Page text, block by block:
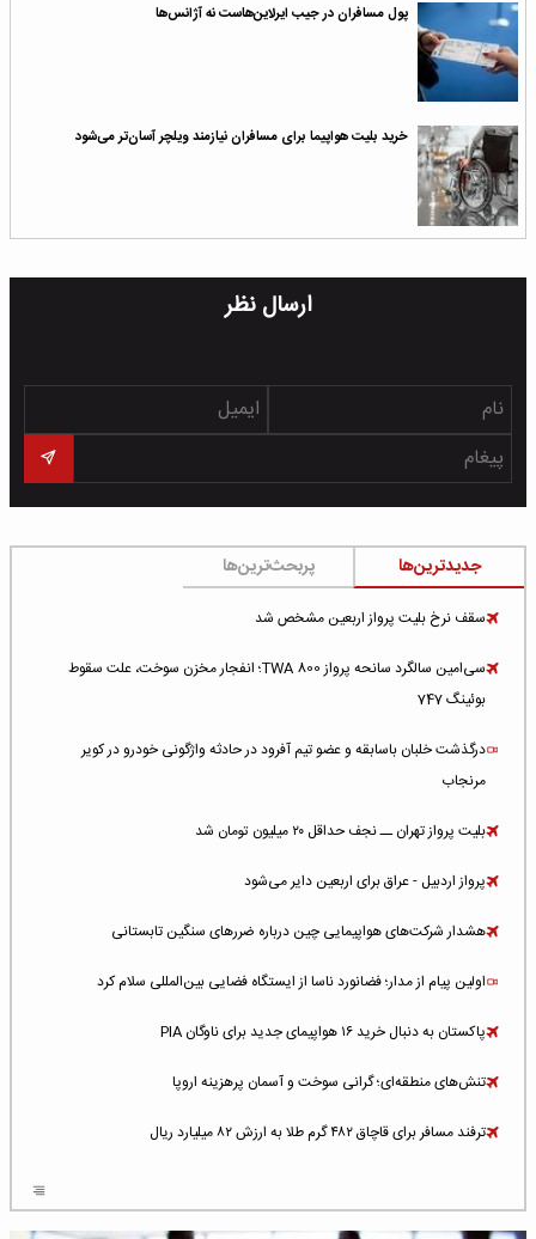
پول مسافران در جیب ایرلاین‌هاست نه آژانس‌ها
خرید بلیت هواپیما برای مسافران نیازمند ویلچر آسان‌تر می‌شود
ارسال نظر
جدیدترین‌ها پربحث‌ترین‌ها
سقف نرخ بلیت پرواز اربعین مشخص شد
سی‌امین سالگرد سانحه پرواز TWA 800؛ انفجار مخزن سوخت، علت سقوط
بوئینگ 747
درگذشت خلبان باسابقه و عضو تیم آفرود در حادثه واژگونی خودرو در کویر
مرنجاب
بلیت پرواز تهران ــ نجف حداقل ۲۰ میلیون تومان شد
پرواز اردبیل - عراق برای اربعین دایر می‌شود
هشدار شرکت‌های هواپیمایی چین درباره ضررهای سنگین تابستانی
اولین پیام از مدار؛ فضانورد ناسا از ایستگاه فضایی بین‌المللی سلام کرد
پاکستان به دنبال خرید ۱۶ هواپیمای جدید برای ناوگان PIA
تنش‌های منطقه‌ای؛ گرانی سوخت و آسمان پرهزینه اروپا
ترفند مسافر برای قاچاق ۴۸۲ گرم طلا به ارزش ۸۲ میلیارد ریال
شلوغ‌ترین فرودگاه‌های اروپا در ۲۰۲۵: لندن، استانبول و پاریس